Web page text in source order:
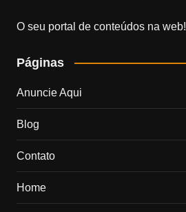
O seu portal de conteúdos na web!
Páginas
Anuncie Aqui
Blog
Contato
Home